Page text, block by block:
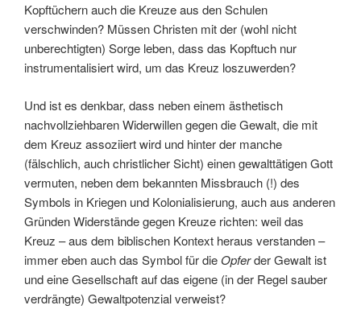
Kopftüchern auch die Kreuze aus den Schulen
verschwinden? Müssen Christen mit der (wohl nicht
unberechtigten) Sorge leben, dass das Kopftuch nur
instrumentalisiert wird, um das Kreuz loszuwerden?
Und ist es denkbar, dass neben einem ästhetisch
nachvollziehbaren Widerwillen gegen die Gewalt, die mit
dem Kreuz assoziiert wird und hinter der manche
(fälschlich, auch christlicher Sicht) einen gewalttätigen Gott
vermuten, neben dem bekannten Missbrauch (!) des
Symbols in Kriegen und Kolonialisierung, auch aus anderen
Gründen Widerstände gegen Kreuze richten: weil das
Kreuz – aus dem biblischen Kontext heraus verstanden –
immer eben auch das Symbol für die Opferder Gewalt ist
und eine Gesellschaft auf das eigene (in der Regel sauber
verdrängte) Gewaltpotenzial verweist?